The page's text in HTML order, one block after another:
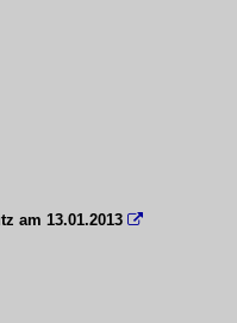
am 13.01.2013 